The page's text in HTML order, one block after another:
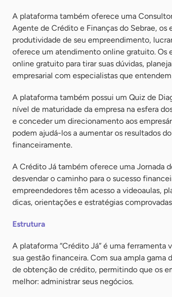
A plataforma também oferece uma
Agente de Crédito e Finanças do Sebrae,
produtividade de seu empreendimento,
oferece um atendimento online gratuito. Os
online gratuito para tirar suas dúvidas,
empresarial com especialistas que
A plataforma também possui um Quiz de
nível de maturidade da empresa na esfera
e conceder um direcionamento aos
podem ajudá-los a aumentar os resultados
financeiramente.
A Crédito Já também oferece uma Jornada
desvendar o caminho para o sucesso
empreendedores têm acesso a videoaulas,
dicas, orientações e estratégias
Estrutura
A plataforma “Crédito Já” é uma ferramenta
sua gestão financeira. Com sua ampla
de obtenção de crédito, permitindo que os
melhor: administrar seus negócios.